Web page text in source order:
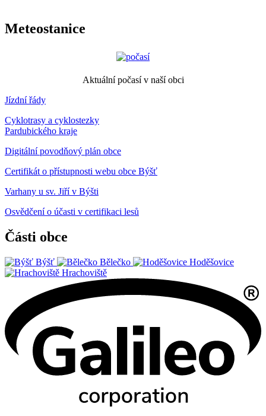
Meteostanice
Aktuální počasí v naší obci
Jízdní řády
Cyklotrasy a cyklostezky
Pardubického kraje
Digitální povodňový plán obce
Certifikát o přístupnosti webu obce Býšť
Varhany u sv. Jiří v Býšti
Osvědčení o účasti v certifikaci lesů
Části obce
Býšť Bělečko
Hoděšovice
Hrachoviště